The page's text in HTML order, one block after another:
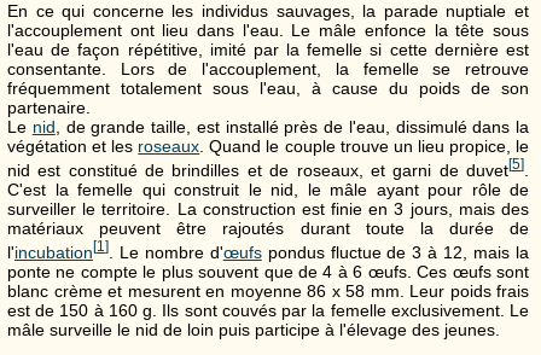
En ce qui concerne les individus sauvages, la parade nuptiale et
l'accouplement ont lieu dans l'eau. Le mâle enfonce la tête sous
l'eau de façon répétitive, imité par la femelle si cette dernière est
consentante. Lors de l'accouplement, la femelle se retrouve
fréquemment totalement sous l'eau, à cause du poids de son
partenaire.
Le nid , de grande taille, est installé près de l'eau, dissimulé dans la
végétation et les roseaux . Quand le couple trouve un lieu propice, le
nid est constitué de brindilles et de roseaux, et garni de duvet[5]
C'est la femelle qui construit le nid, le mâle ayant pour rôle de
surveiller le territoire. La construction est finie en 3 jours, mais des
matériaux peuvent être rajoutés durant toute la durée de
l'incubation[1] . Le nombre d'œufspondus fluctue de 3 à 12, mais la
ponte ne compte le plus souvent que de 4 à 6 œufs. Ces œufs sont
blanc crème et mesurent en moyenne 86 x 58 mm. Leur poids frais
est de 150 à 160 g. Ils sont couvés par la femelle exclusivement. Le
mâle surveille le nid de loin puis participe à l'élevage des jeunes.